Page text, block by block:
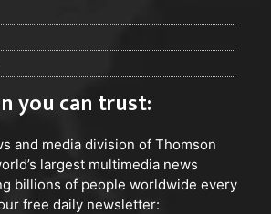
you can trust:
and media division of Thomson
largest multimedia news
billions of people worldwide every
free daily newsletter: